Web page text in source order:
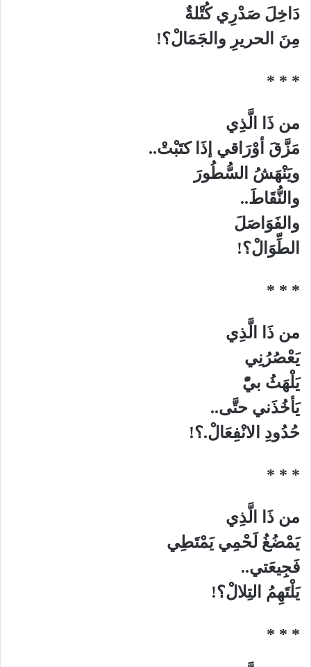
دَاخِلَ صَدْرِي كُتْلةٌ
مِنَ الحريرِ والجَمَالْ؟!
* * *
من ذَا الَّذِي
مَزَّقَ أوْرَاقي إذَا كتَبْتْ..
ويَنْهَشُ السُّطُورَ
والنُّقَاطَ..
والفَوَاصَلَ
الطِّوَالْ؟!
* * *
من ذَا الَّذِي
يَعْصُرُنِي
يَلْهَثُ بيّْ
يَأخُذَني حتَّى..
حُدُودِ الانْفِعَالْ.؟!
* * *
من ذَا الَّذِي
يَمْضُغُ لَحْمِي يَمْتَطِي
فَجِيعَتي..
يَلْتَهِمُ التِلالْ؟!
* * *